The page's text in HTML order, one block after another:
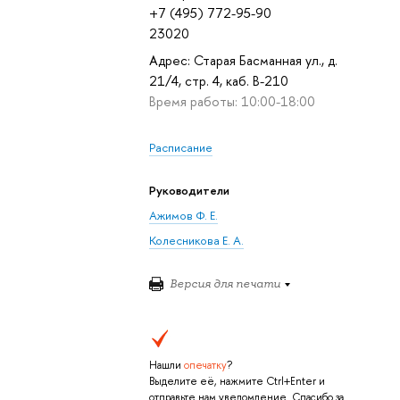
+7 (495) 772-95-90
23020
Адрес: Старая Басманная ул., д.
21/4, стр. 4, каб. В-210
Время работы: 10:00-18:00
Расписание
Руководители
Ажимов Ф. Е.
Колесникова Е. А.
Версия для печати
Нашли опечатку?
Выделите её, нажмите Ctrl+Enter и